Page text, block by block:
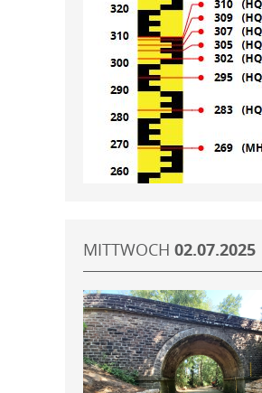
MITTWOCH 02.07.2025